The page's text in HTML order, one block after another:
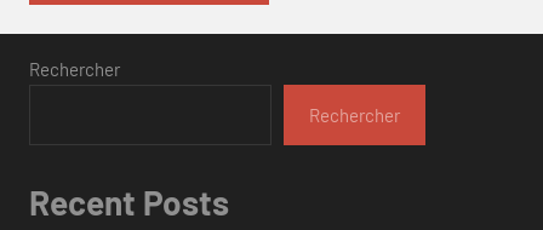
Rechercher
Rechercher
Recent Posts